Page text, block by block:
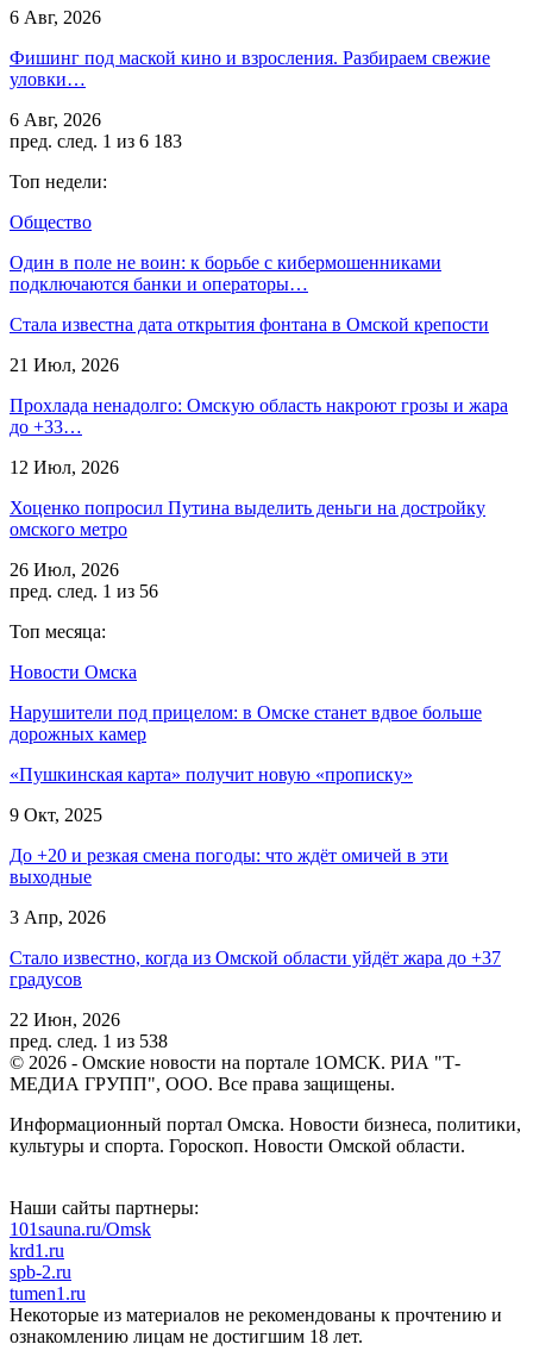
6 Авг, 2026
Фишинг под маской кино и взросления. Разбираем свежие
уловки…
6 Авг, 2026
пред. след. 1 из 6 183
Топ недели:
Общество
Один в поле не воин: к борьбе с кибермошенниками
подключаются банки и операторы…
Стала известна дата открытия фонтана в Омской крепости
21 Июл, 2026
Прохлада ненадолго: Омскую область накроют грозы и жара
до +33…
12 Июл, 2026
Хоценко попросил Путина выделить деньги на достройку
омского метро
26 Июл, 2026
пред. след. 1 из 56
Топ месяца:
Новости Омска
Нарушители под прицелом: в Омске станет вдвое больше
дорожных камер
«Пушкинская карта» получит новую «прописку»
9 Окт, 2025
До +20 и резкая смена погоды: что ждёт омичей в эти
выходные
3 Апр, 2026
Стало известно, когда из Омской области уйдёт жара до +37
градусов
22 Июн, 2026
пред. след. 1 из 538
© 2026 - Омские новости на портале 1ОМСК. РИА "Т-
МЕДИА ГРУПП", ООО. Все права защищены.
Информационный портал Омска. Новости бизнеса, политики,
культуры и спорта. Гороскоп. Новости Омской области.
Наши сайты партнеры:
101sauna.ru/Omsk
krd1.ru
spb-2.ru
tumen1.ru
Некоторые из материалов не рекомендованы к прочтению и
ознакомлению лицам не достигшим 18 лет.